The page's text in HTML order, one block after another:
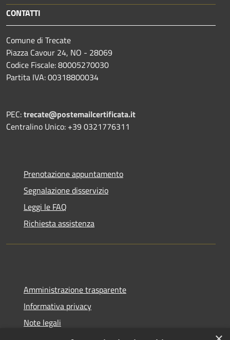
CONTATTI
Comune di Trecate
Piazza Cavour 24, NO - 28069
Codice Fiscale: 80005270030
Partita IVA: 00318800034
PEC:trecate@postemailcertificata.it
Centralino Unico: +39 0321776311
Prenotazione appuntamento
Segnalazione disservizio
Leggi le FAQ
Richiesta assistenza
Amministrazione trasparente
Informativa privacy
Note legali